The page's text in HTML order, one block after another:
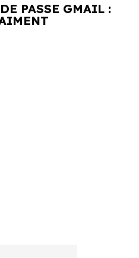
PASSE GMAIL :